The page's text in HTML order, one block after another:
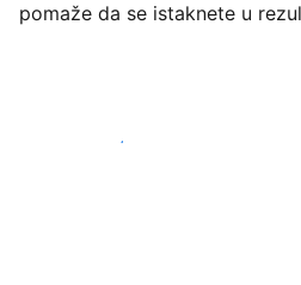
pomaže da se istaknete u
Počnite već danas